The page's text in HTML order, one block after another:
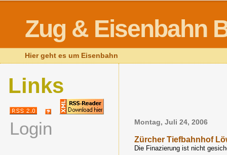
Zug & Eisenbahn
Hier geht es um Eisenbahn
Montag, Juli 24, 2006
Zürcher Tiefbahnhof
Die Finazierung ist nicht
Links
Login